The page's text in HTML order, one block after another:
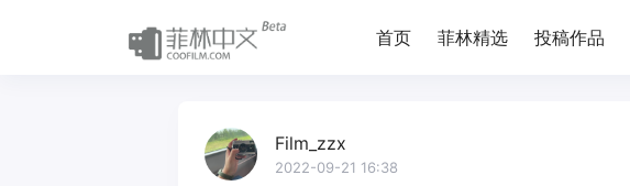
首页 菲林精选 投稿作品
Film_zzx
2022-09-21 16:38